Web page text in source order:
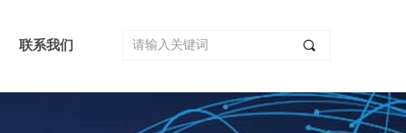
联系我们 끠